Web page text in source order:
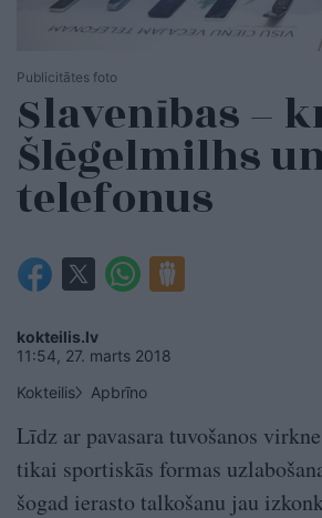
Publicitātes foto
Slavenības –
Šlēgelmilhs
telefonus
kokteilis.lv
11:54, 27. marts 2018
Kokteilis
Apbrīno
Līdz ar pavasara tuvošanos
tikai sportiskās formas
šogad ierasto talkošanu jau